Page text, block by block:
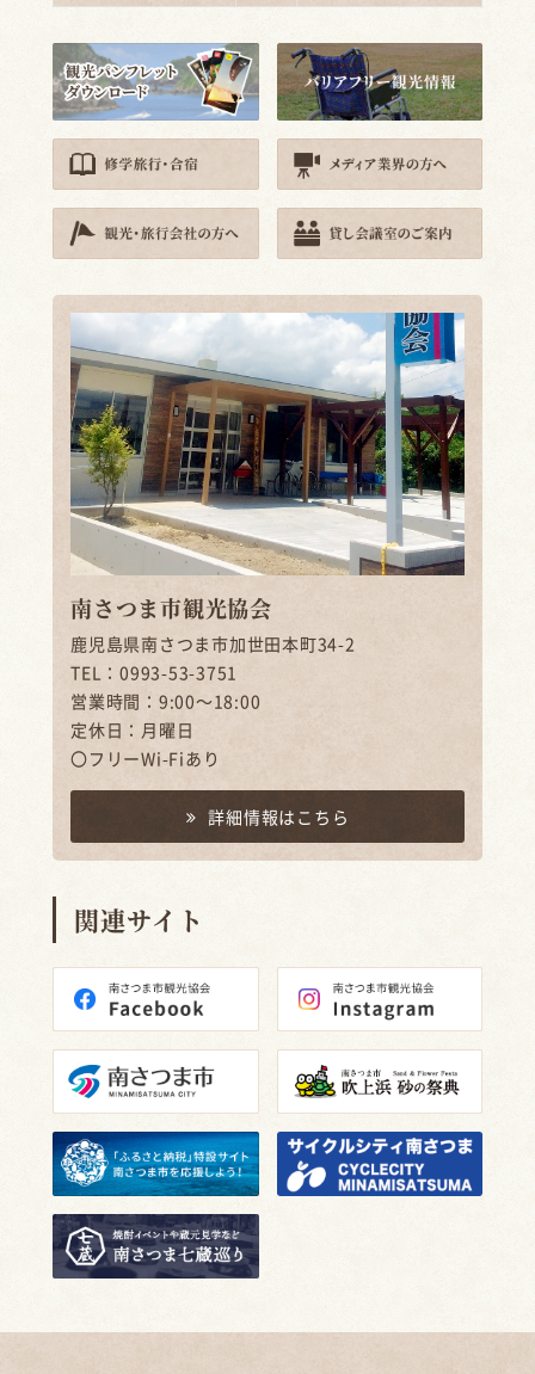
南さつま市観光協会
鹿児島県南さつま市加世田本町34-2
TEL：0993-53-3751
営業時間：9:00～18:00
定休日：月曜日
〇フリーWi-Fiあり
詳細情報はこちら
関連サイト